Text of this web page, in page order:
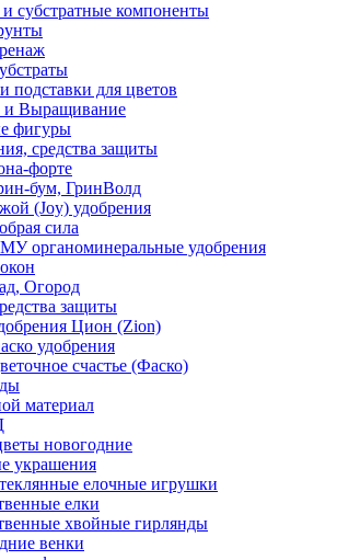
субстратные компоненты
подставки для цветов
и Выращивание
фигуры
средства защиты
форте
бум, ГринВолд
(Joy) удобрения
сила
органоминеральные удобрения
Огород
защиты
Цион (Zion)
удобрения
счастье (Фаско)
материал
новогодние
украшения
елочные игрушки
елки
хвойные гирлянды
венки